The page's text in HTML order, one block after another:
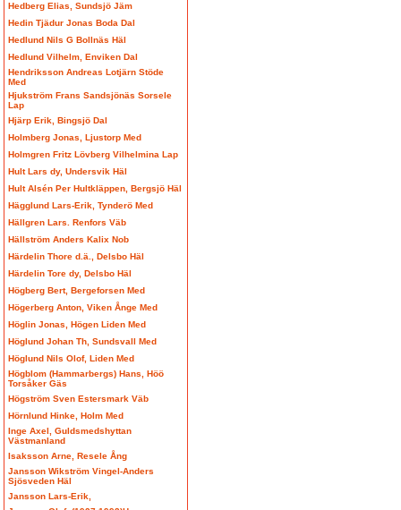
Hedberg Elias, Sundsjö Jäm
Hedin Tjädur Jonas Boda Dal
Hedlund Nils G Bollnäs Häl
Hedlund Vilhelm, Enviken Dal
Hendriksson Andreas Lotjärn Stöde
Med
Hjukström Frans Sandsjönäs Sorsele
Lap
Hjärp Erik, Bingsjö Dal
Holmberg Jonas, Ljustorp Med
Holmgren Fritz Lövberg Vilhelmina Lap
Hult Lars dy, Undersvik Häl
Hult Alsén Per Hultkläppen, Bergsjö Häl
Hägglund Lars-Erik, Tynderö Med
Hällgren Lars. Renfors Väb
Hällström Anders Kalix Nob
Härdelin Thore d.ä., Delsbo Häl
Härdelin Tore dy, Delsbo Häl
Högberg Bert, Bergeforsen Med
Högerberg Anton, Viken Ånge Med
Höglin Jonas, Högen Liden Med
Höglund Johan Th, Sundsvall Med
Höglund Nils Olof, Liden Med
Högblom (Hammarbergs) Hans, Höö
Torsåker Gäs
Högström Sven Estersmark Väb
Hörnlund Hinke, Holm Med
Inge Axel, Guldsmedshyttan
Västmanland
Isaksson Arne, Resele Ång
Jansson Wikström Vingel-Anders
Sjösveden Häl
Jansson Lars-Erik,